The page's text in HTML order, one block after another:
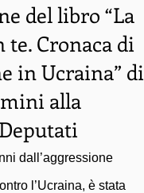
del libro “La
te. Cronaca di
in Ucraina” di
alla
dall’aggressione
l’Ucraina, è stata